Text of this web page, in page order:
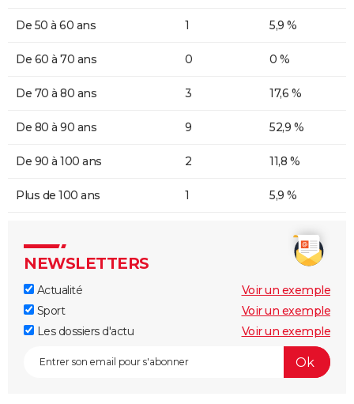
De 50 à 60 ans 1 5,9 %
De 60 à 70 ans 0 0 %
De 70 à 80 ans 3 17,6 %
De 80 à 90 ans 9 52,9 %
De 90 à 100 ans 2 11,8 %
Plus de 100 ans 1 5,9 %
NEWSLETTERS
Actualité
Voir un exemple
Sport
Voir un exemple
Les dossiers d'actu
Voir un exemple